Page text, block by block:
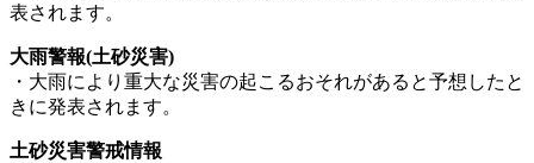
表されます。
大雨警報(土砂災害)
・大雨により重大な災害の起こるおそれがあると予想したと
きに発表されます。
土砂災害警戒情報